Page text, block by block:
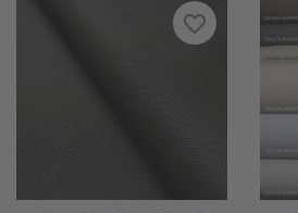
favorite_border